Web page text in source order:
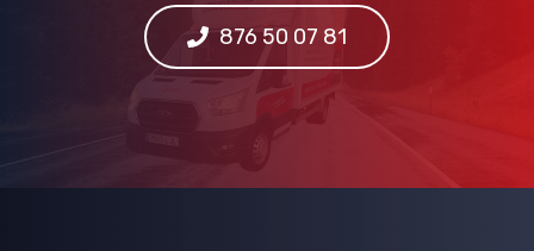
876 50 07 81